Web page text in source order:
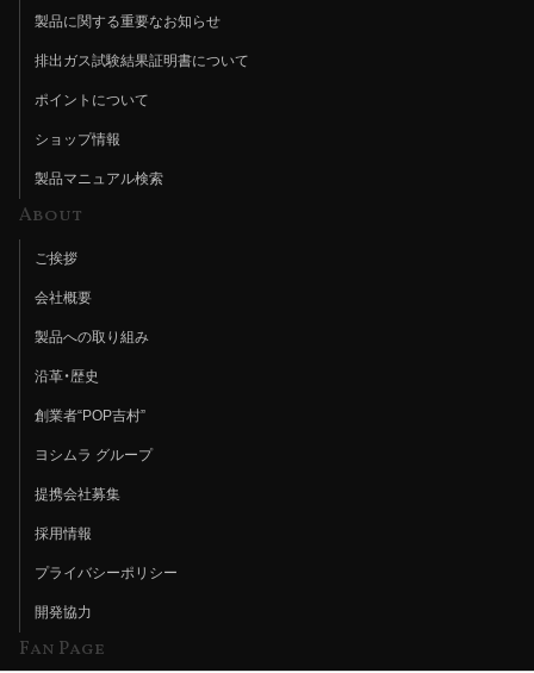
製品に関する重要なお知らせ
排出ガス試験結果証明書について
ポイントについて
ショップ情報
製品マニュアル検索
About
ご挨拶
会社概要
製品への取り組み
沿革・歴史
創業者“POP吉村”
ヨシムラ グループ
提携会社募集
採用情報
プライバシーポリシー
開発協力
Fan Page